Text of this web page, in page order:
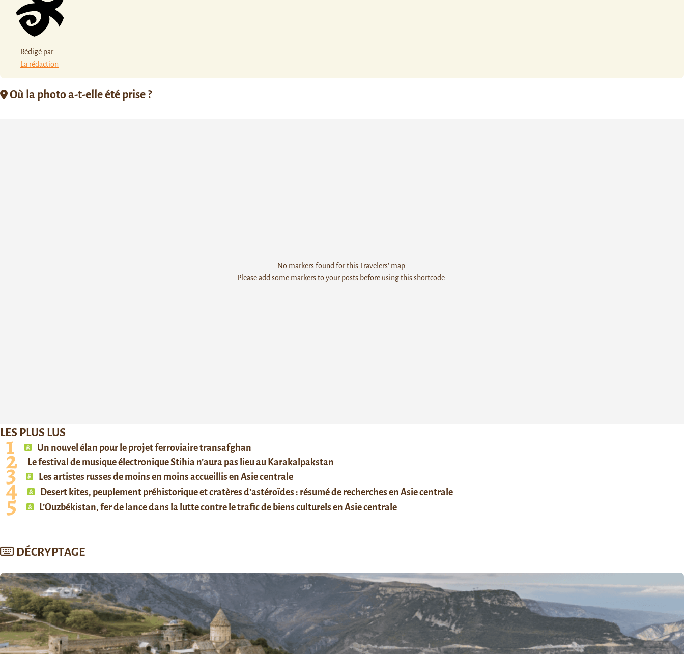
Rédigé par :
La rédaction
Où la photo a-t-elle été prise ?
No markers found for this Travelers' map.
Please add some markers to your posts before using this shortcode.
LES PLUS LUS
Un nouvel élan pour le projet ferroviaire transafghan
Le festival de musique électronique Stihia n’aura pas lieu au Karakalpakstan
Les artistes russes de moins en moins accueillis en Asie centrale
Desert kites, peuplement préhistorique et cratères d’astéroïdes : résumé de recherches en Asie centrale
L’Ouzbékistan, fer de lance dans la lutte contre le trafic de biens culturels en Asie centrale
DÉCRYPTAGE